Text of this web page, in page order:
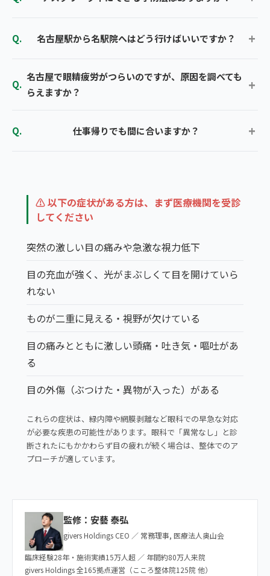
名古屋駅から名駅院へはどう行けばいいですか？
名古屋で眼精疲労がつらいのですが、原因を調べても
らえますか？
仕事帰りでも間に合いますか？
⚠ 以下の症状がある方は、まず医療機関を受診
してください
突然の激しい目の痛みや急激な視力低下
目の充血が強く、光がまぶしくて目を開けていら
れない
ものが二重に見える・視野が欠けている
目の痛みとともに激しい頭痛・吐き気・嘔吐があ
る
目の外傷（ぶつけた・異物が入った）がある
これらの症状は、緑内障や網膜剥離など眼科での早急な対応
が必要な疾患の可能性があります。眼科で「異常なし」と診
断されたにもかかわらず目の疲れが続く場合は、整体でのア
プローチが適しています。
監修：安藝 泰弘
givers Holdings CEO ／ 常務理事, 医療法人奥山会
臨床経験28年・施術実績15万人超 ／ 年間約80万人来院
givers Holdings 全165拠点運営（こころ整体院125院 他）